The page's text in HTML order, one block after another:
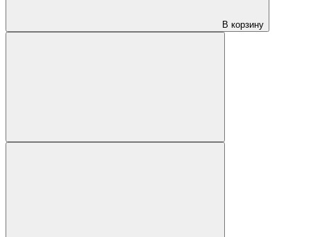
В корзину